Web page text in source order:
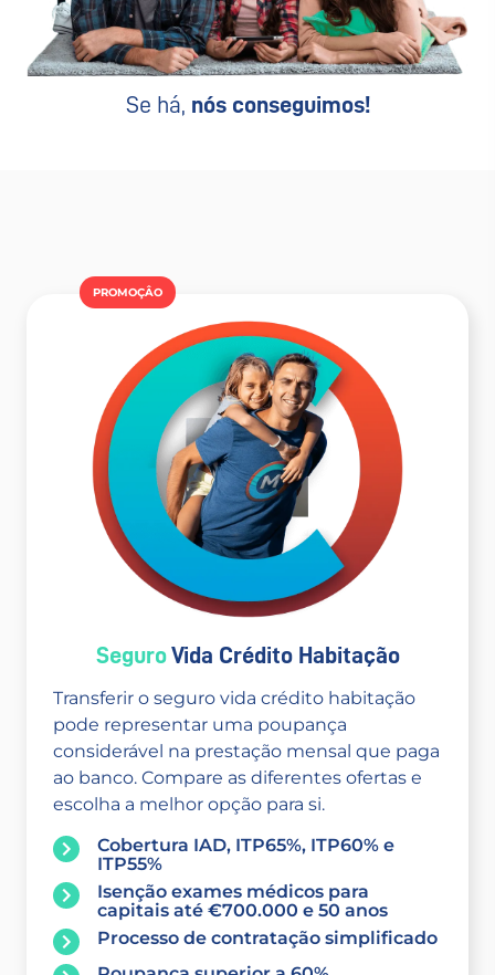
Se há, nós conseguimos!
PROMOÇÂO
SeguroVida Crédito Habitação
Transferir o seguro vida crédito habitação
pode representar uma poupança
considerável na prestação mensal que paga
ao banco. Compare as diferentes ofertas e
escolha a melhor opção para si.
Cobertura IAD, ITP65%, ITP60% e
ITP55%
Isenção exames médicos para
capitais até €700.000 e 50 anos
Processo de contratação simplificado